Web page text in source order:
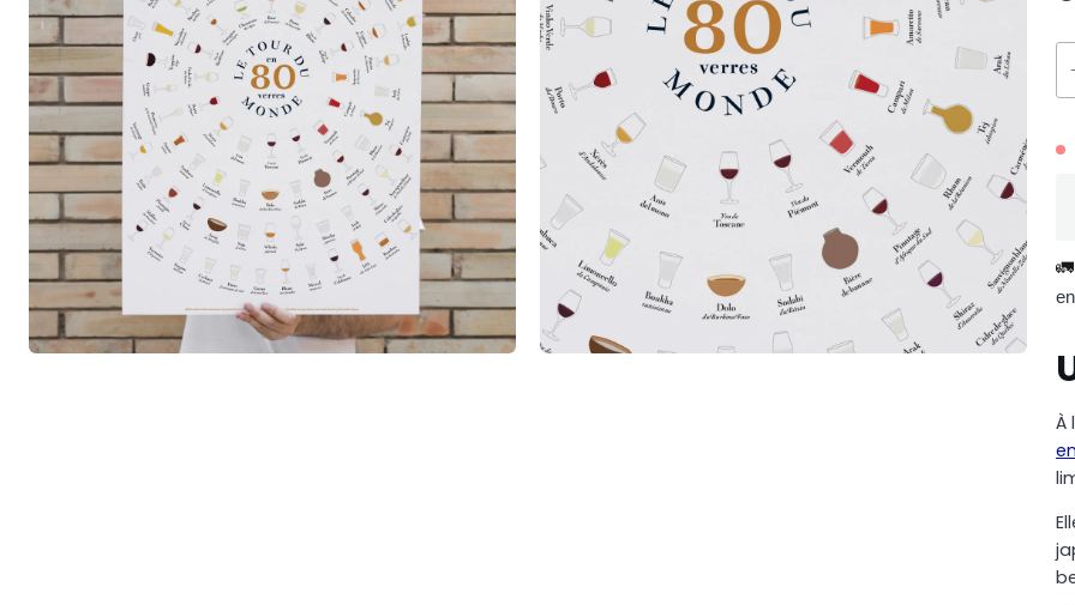
🚛
À